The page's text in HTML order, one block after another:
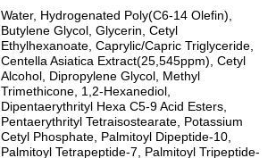
Water, Hydrogenated Poly(C6-14 Olefin),
Butylene Glycol, Glycerin, Cetyl
Ethylhexanoate, Caprylic/Capric Triglyceride,
Centella Asiatica Extract(25,545ppm), Cetyl
Alcohol, Dipropylene Glycol, Methyl
Trimethicone, 1,2-Hexanediol,
Dipentaerythrityl Hexa C5-9 Acid Esters,
Pentaerythrityl Tetraisostearate, Potassium
Cetyl Phosphate, Palmitoyl Dipeptide-10,
Palmitoyl Tetrapeptide-7, Palmitoyl Tripeptide-